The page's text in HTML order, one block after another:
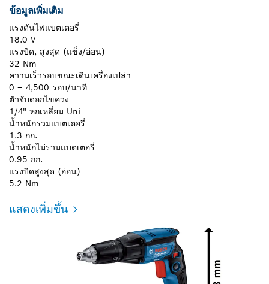
ข้อมูลเพิ่มเติม
แรงดันไฟแบตเตอรี่
18.0 V
แรงบิด, สูงสุด (แข็ง/อ่อน)
32 Nm
ความเร็วรอบขณะเดินเครื่องเปล่า
0 – 4,500 รอบ/นาที
ตัวจับดอกไขควง
1/4'' หกเหลี่ยม Uni
น้ำหนักรวมแบตเตอรี่
1.3 กก.
น้ำหนักไม่รวมแบตเตอรี่
0.95 กก.
แรงบิดสูงสุด (อ่อน)
5.2 Nm
แสดงเพิ่มขึ้น